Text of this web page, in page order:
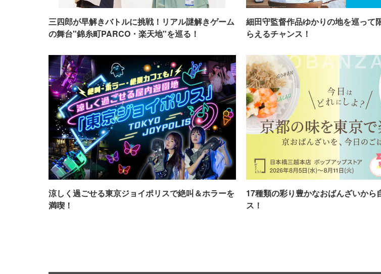
三四郎が早解きバトルに挑戦！リアル謎解きゲーム
の舞台"錦糸町PARCO・楽天地"を巡る！
細田守監督作品ゆかりの地を巡って
らえるチャンス！
涼しく過ごせる東京ジョイポリスで絶叫＆ホラーを
満喫！
17種類の彩り豊かなおばんざいから
ス！